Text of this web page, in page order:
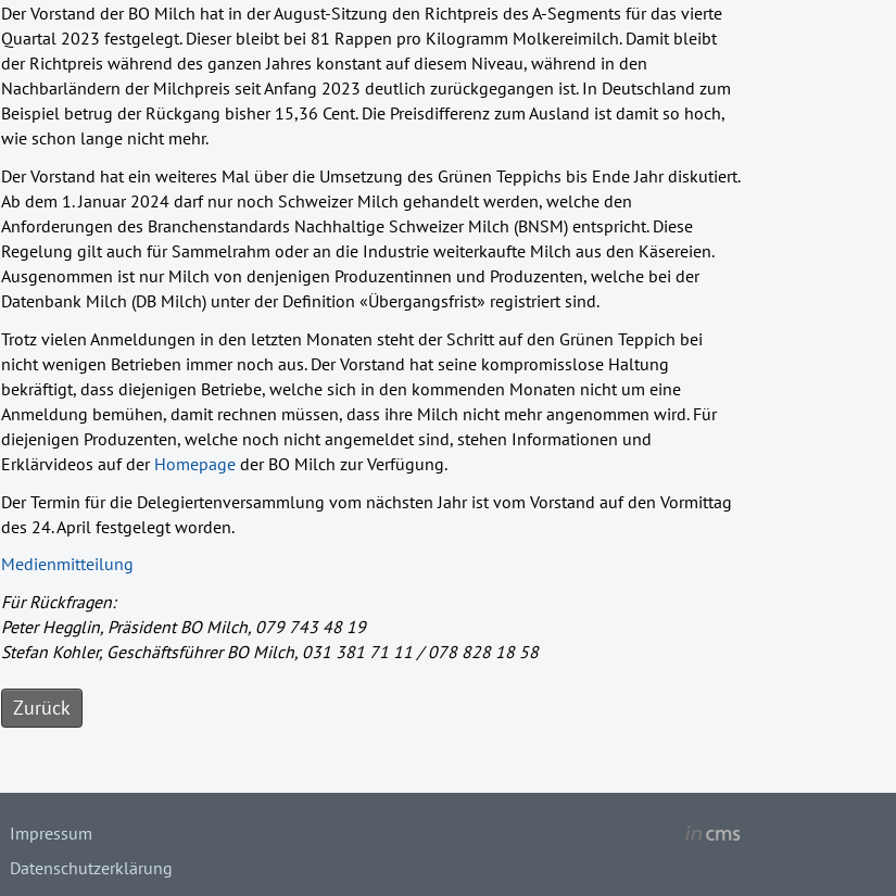
Der Vorstand der BO Milch hat in der August-Sitzung den Richtpreis des A-Segments für das vierte
Quartal 2023 festgelegt. Dieser bleibt bei 81 Rappen pro Kilogramm Molkereimilch. Damit bleibt
der Richtpreis während des ganzen Jahres konstant auf diesem Niveau, während in den
Nachbarländern der Milchpreis seit Anfang 2023 deutlich zurückgegangen ist. In Deutschland zum
Beispiel betrug der Rückgang bisher 15,36 Cent. Die Preisdifferenz zum Ausland ist damit so hoch,
wie schon lange nicht mehr.
Der Vorstand hat ein weiteres Mal über die Umsetzung des Grünen Teppichs bis Ende Jahr diskutiert.
Ab dem 1. Januar 2024 darf nur noch Schweizer Milch gehandelt werden, welche den
Anforderungen des Branchenstandards Nachhaltige Schweizer Milch (BNSM) entspricht. Diese
Regelung gilt auch für Sammelrahm oder an die Industrie weiterkaufte Milch aus den Käsereien.
Ausgenommen ist nur Milch von denjenigen Produzentinnen und Produzenten, welche bei der
Datenbank Milch (DB Milch) unter der Definition «Übergangsfrist» registriert sind.
Trotz vielen Anmeldungen in den letzten Monaten steht der Schritt auf den Grünen Teppich bei
nicht wenigen Betrieben immer noch aus. Der Vorstand hat seine kompromisslose Haltung
bekräftigt, dass diejenigen Betriebe, welche sich in den kommenden Monaten nicht um eine
Anmeldung bemühen, damit rechnen müssen, dass ihre Milch nicht mehr angenommen wird. Für
diejenigen Produzenten, welche noch nicht angemeldet sind, stehen Informationen und
Erklärvideos auf der Homepage der BO Milch zur Verfügung.
Der Termin für die Delegiertenversammlung vom nächsten Jahr ist vom Vorstand auf den Vormittag
des 24. April festgelegt worden.
Medienmitteilung
Für Rückfragen:
Peter Hegglin, Präsident BO Milch, 079 743 48 19
Stefan Kohler, Geschäftsführer BO Milch, 031 381 71 11 / 078 828 18 58
Zurück
Impressum
Datenschutzerklärung